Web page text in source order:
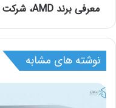
معرفی برند AMD، شرکت تولید پردازنده‌های مرکزی و گرافیکی
نوشته های مشابه